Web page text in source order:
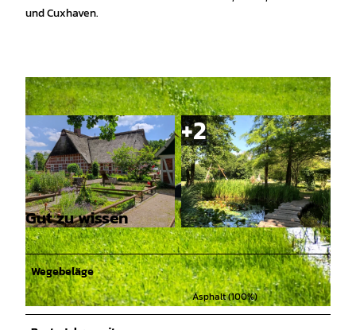
und Cuxhaven.
© Touristikverband LK Rotenburg, Björn Wengler Fotografie |CC-BY-SA
© Natur- und Erlebnispark Bremervörde GmbH,
Iris Köster |CC-BY-SA
© Natur- und Erlebnispark Bremervörde GmbH,
Corinna Grell-Neumann |CC-BY-SA
Gut zu wissen
Wegebeläge
Asphalt (100%)